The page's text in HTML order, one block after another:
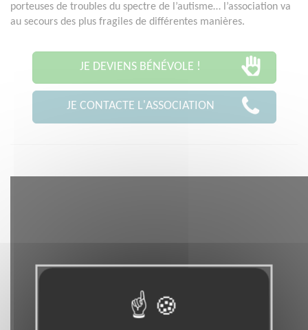
porteuses de troubles du spectre de l’autisme… l’association va
au secours des plus fragiles de différentes manières.
JE DEVIENS BÉNÉVOLE !
JE CONTACTE L'ASSOCIATION